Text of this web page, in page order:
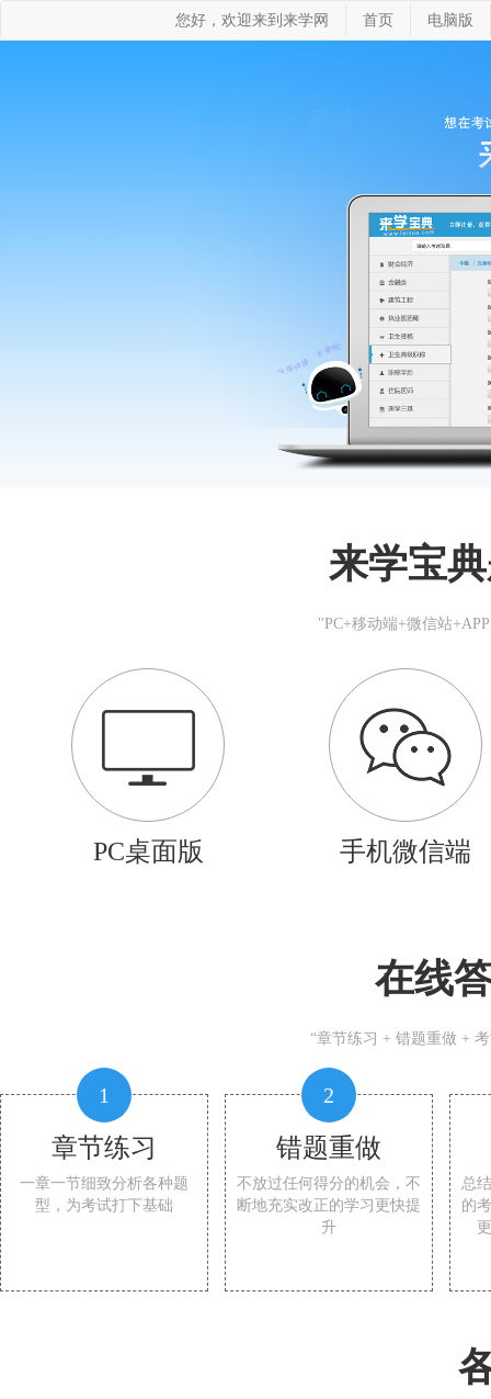
您好，欢迎来到来学网 首页 电脑版
来学宝
"PC+移动端+微信站
PC桌面版 手机微信端
在线
“章节练习 + 错题重做 +
1
章节练习
一章一节细致分析各种题
型，为考试打下基础
2
错题重做
不放过任何得分的机会，不
断地充实改正的学习更快提
升
总
的